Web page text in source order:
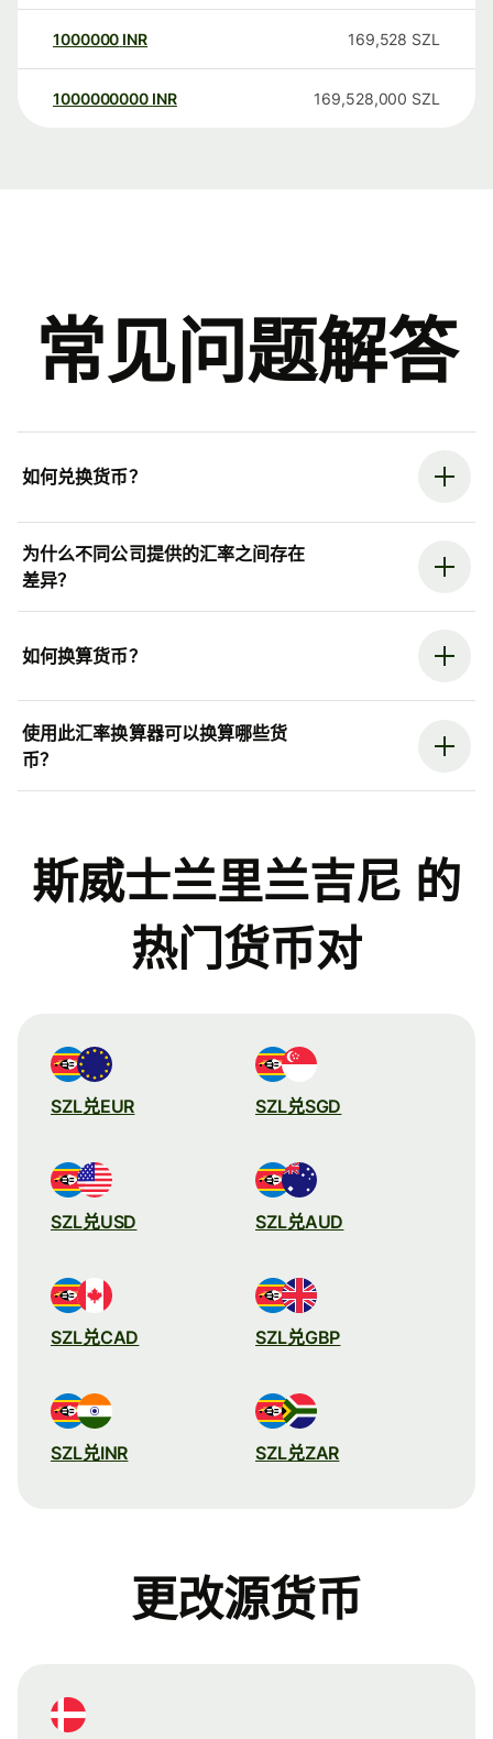
1000000 INR 169,528 SZL
1000000000 INR 169,528,000 SZL
常见问题解答
如何兑换货币？
为什么不同公司提供的汇率之间存在
差异？
如何换算货币？
使用此汇率换算器可以换算哪些货
币？
斯威士兰里兰吉尼 的
热门货币对
SZL兑EUR SZL兑SGD
SZL兑USD SZL兑AUD
SZL兑CAD SZL兑GBP
SZL兑INR SZL兑ZAR
更改源货币